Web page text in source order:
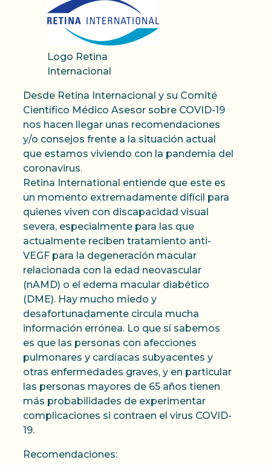
Logo Retina
Internacional
Desde Retina Internacional y su Comité
Científico Médico Asesor sobre COVID-19
nos hacen llegar unas recomendaciones
y/o consejos frente a la situación actual
que estamos viviendo con la pandemia del
coronavirus.
Retina International entiende que este es
un momento extremadamente difícil para
quienes viven con discapacidad visual
severa, especialmente para las que
actualmente reciben tratamiento anti-
VEGF para la degeneración macular
relacionada con la edad neovascular
(nAMD) o el edema macular diabético
(DME). Hay mucho miedo y
desafortunadamente circula mucha
información errónea. Lo que sí sabemos
es que las personas con afecciones
pulmonares y cardíacas subyacentes y
otras enfermedades graves, y en particular
las personas mayores de 65 años tienen
más probabilidades de experimentar
complicaciones si contraen el virus COVID-
19.
Recomendaciones: